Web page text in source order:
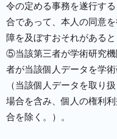
令の定める事務を遂行す
合であって、本人の同意
障を及ぼすおそれがあると
⑤当該第三者が学術研究
者が当該個人データを学
（当該個人データを取り
場合を含み、個人の権利
合を除く。）。